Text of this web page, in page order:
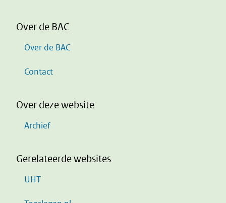
Over de BAC
Over de BAC
Contact
Over deze website
Archief
Gerelateerde websites
UHT